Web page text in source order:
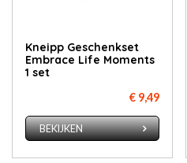
Kneipp Geschenkset
Embrace Life Moments
1 set
€ 9,49
BEKIJKEN